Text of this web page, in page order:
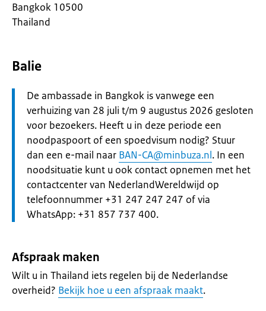
Bangkok 10500
Thailand
Balie
Let
op:
De ambassade in Bangkok is vanwege een
verhuizing van 28 juli t/m 9 augustus 2026 gesloten
voor bezoekers. Heeft u in deze periode een
noodpaspoort of een spoedvisum nodig? Stuur
dan een e-mail naar BAN-CA@minbuza.nl. In een
noodsituatie kunt u ook contact opnemen met het
contactcenter van NederlandWereldwijd op
telefoonnummer +31 247 247 247 of via
WhatsApp: +31 857 737 400.
Afspraak maken
Wilt u in Thailand iets regelen bij de Nederlandse
overheid? Bekijk hoe u een afspraak maakt.